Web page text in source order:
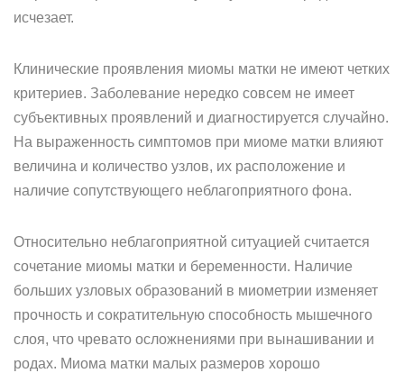
исчезает.
Клинические проявления миомы матки не имеют четких
критериев. Заболевание нередко совсем не имеет
субъективных проявлений и диагностируется случайно.
На выраженность симптомов при миоме матки влияют
величина и количество узлов, их расположение и
наличие сопутствующего неблагоприятного фона.
Относительно неблагоприятной ситуацией считается
сочетание миомы матки и беременности. Наличие
больших узловых образований в миометрии изменяет
прочность и сократительную способность мышечного
слоя, что чревато осложнениями при вынашивании и
родах. Миома матки малых размеров хорошо